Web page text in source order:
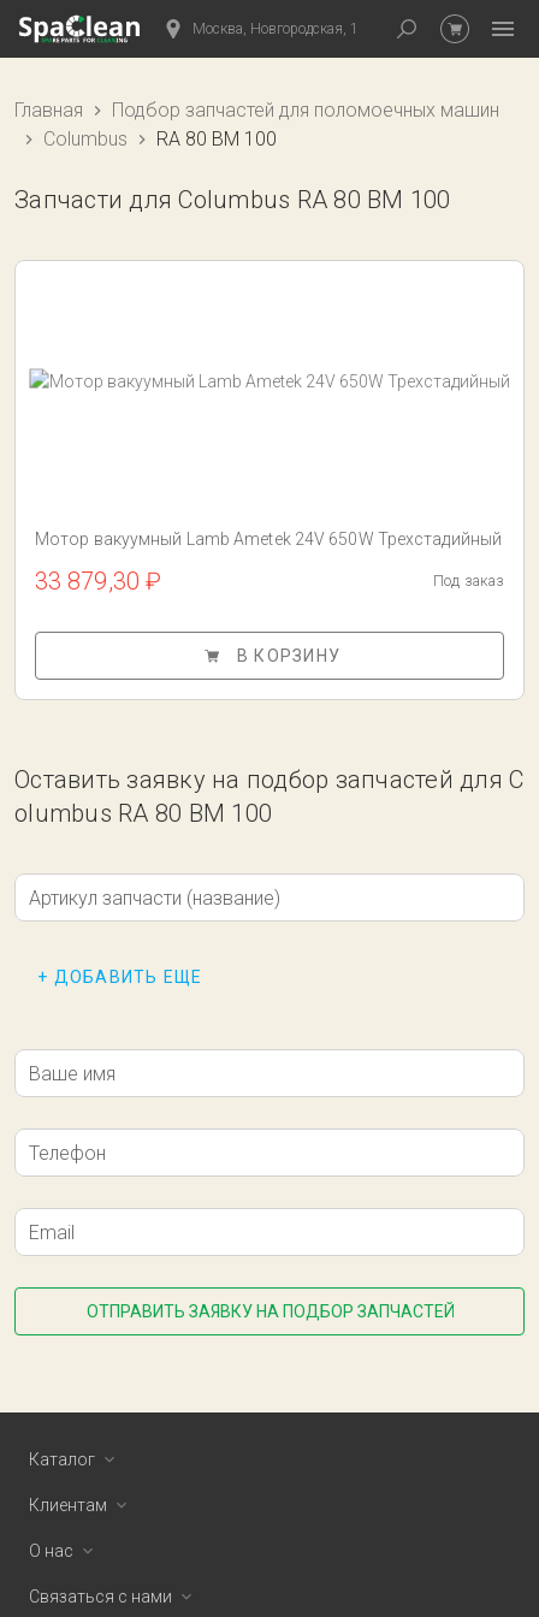
Москва, Новгородская, 1
Главная
Подбор запчастей для поломоечных машин
Columbus
RA 80 BM 100
Запчасти для Columbus RA 80 BM 100
Мотор вакуумный Lamb Ametek 24V 650W Трехстадийный
33 879,30 ₽ Под заказ
В КОРЗИНУ
Оставить заявку на подбор запчастей для C
olumbus RA 80 BM 100
Артикул запчасти (название)
+ ДОБАВИТЬ ЕЩЕ
Ваше имя
Телефон
Email
ОТПРАВИТЬ ЗАЯВКУ НА ПОДБОР ЗАПЧАСТЕЙ
Каталог
Клиентам
О нас
Связаться с нами